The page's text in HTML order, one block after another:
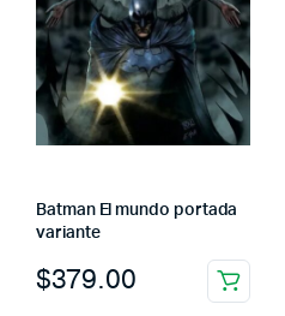
Batman El mundo portada
variante
$379.00